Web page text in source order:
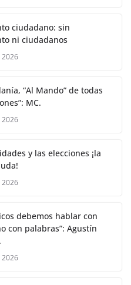
ciudadano: sin
ni ciudadanos
2026
“Al Mando” de todas
MC.
2026
y las elecciones ¡la
2026
debemos hablar con
con palabras”: Agustín
2026